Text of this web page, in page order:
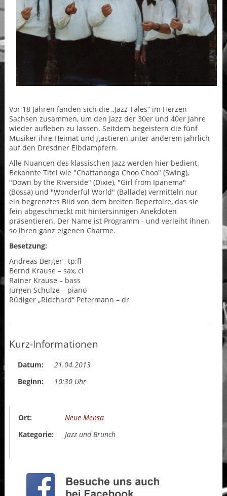
Vor 18 Jahren fanden sich die „Jazz Tales“ im Herzen
Sachsen zusammen, um den Jazz der 30er und 40er Jahre
wieder aufleben zu lassen. Seitdem begeistern die fünf
Musiker ihre Heimat und gastieren unter anderem jährlich
auf den Dresdner Elbdampfern.
Alle Nuancen des klassischen Jazz werden hier bedient.
Bekannte Titel wie "Chattanooga Choo Choo" (Swing),
"Down by the Riverside" (Dixie), "Girl from Ipanema"
(Bossa) und "Wonderful World" (Ballade) vermitteln nur
ein begrenztes Bild von dem breiten Repertoire, das sie
fein abgeschmeckt mit hintersinnigen Anekdoten
präsentieren. Der Name ist Programm - und verleiht ihnen
so ihren ganz eigenen Charme.
Besetzung:
Andreas Berger –tp;fl
Bernd Krause – sax, cl
Rainer Krause – bass
Jürgen Schulze – piano
Rüdiger „Ridchard“ Petermann – dr
Kurz-Informationen
Datum:
21.04.2013
Beginn:
10:30 Uhr
Ort:
Neue Mensa
Kategorie:
Jazz und Brunch